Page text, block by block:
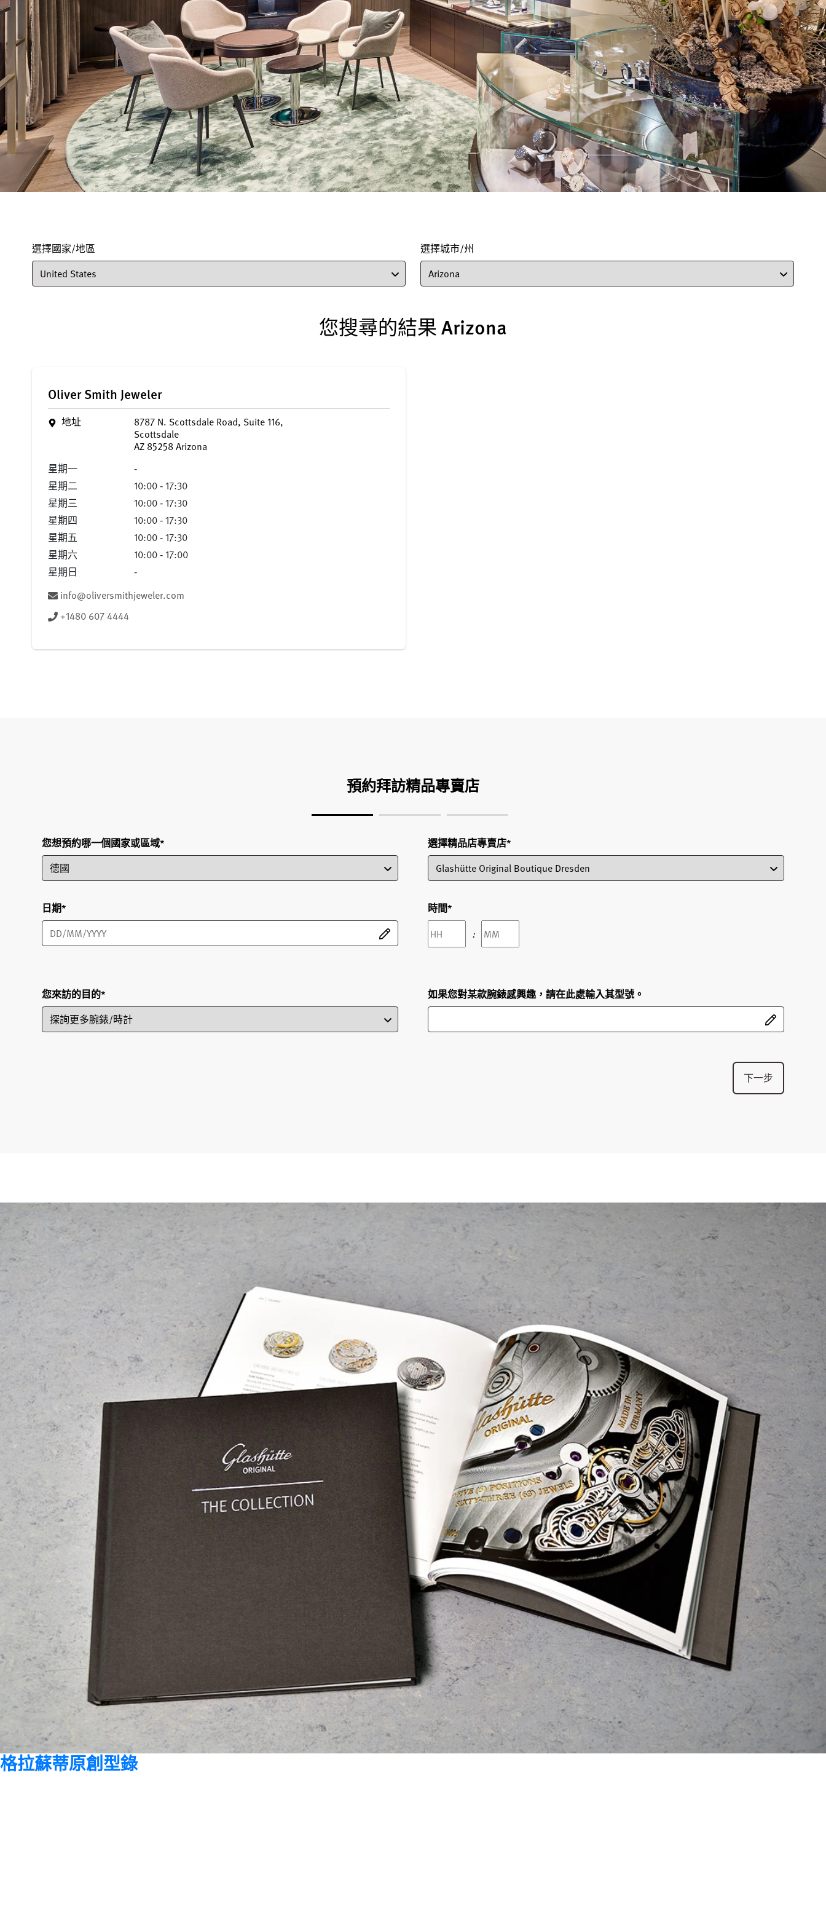
選擇國家/地區 選擇城市/州
您搜尋的結果Arizona
Oliver Smith Jeweler
地址
8787 N. Scottsdale Road, Suite 116,
Scottsdale
AZ 85258 Arizona
星期一
‐
星期二
10:00 ‐ 17:30
星期三
10:00 ‐ 17:30
星期四
10:00 ‐ 17:30
星期五
10:00 ‐ 17:30
星期六
10:00 ‐ 17:00
星期日
‐
info@oliversmithjeweler.com
+1480 607 4444
預約拜訪精品專賣店
您想預約哪一個國家或區域* 選擇精品店專賣店*
日期* 時間*
:
您來訪的目的* 如果您對某款腕錶感興趣，請在此處輸入其型號。
格拉蘇蒂原創型錄